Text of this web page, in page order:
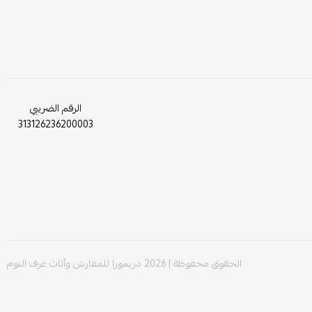
الرقم الضريبي
313126236200003
الحقوق محفوظة | 2026 دريمورا للمفارش وأثاث غرف النوم